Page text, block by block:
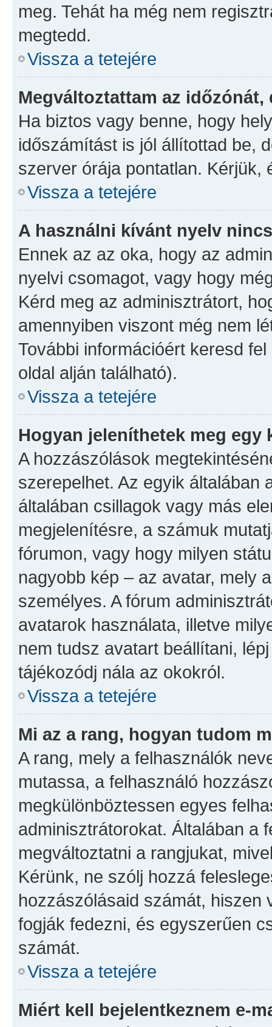
meg. Tehát ha még nem
megtedd.
Vissza a tetejére
Megváltoztattam az
Ha biztos vagy benne, hogy
időszámítást is jól állítottad be,
szerver órája pontatlan.
Vissza a tetejére
A használni kívánt nyelv
Ennek az az oka, hogy az
nyelvi csomagot, vagy hogy
Kérd meg az adminisztrátort,
amennyiben viszont még nem
További információért keresd
oldal alján található).
Vissza a tetejére
Hogyan jeleníthetek meg egy
A hozzászólások
szerepelhet. Az egyik általában
általában csillagok vagy más
megjelenítésre, a számuk
fórumon, vagy hogy milyen
nagyobb kép – az avatar, mely
személyes. A fórum
avatarok használata, illetve
nem tudsz avatart beállítani,
tájékozódj nála az okokról.
Vissza a tetejére
Mi az a rang, hogyan tudom
A rang, mely a felhasználók
mutassa, a felhasználó
megkülönböztessen egyes
adminisztrátorokat. Általában a
megváltoztatni a rangjukat,
Kérünk, ne szólj hozzá
hozzászólásaid számát, hiszen
fogják fedezni, és egyszerűen
számát.
Vissza a tetejére
Miért kell bejelentkeznem e-